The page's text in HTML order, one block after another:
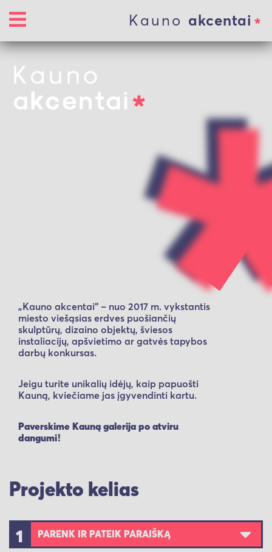
Kauno akcentai
„Kauno akcentai“ – nuo 2017 m. vykstantis
miesto viešąsias erdves puošiančių
skulptūrų, dizaino objektų, šviesos
instaliacijų, apšvietimo ar gatvės tapybos
darbų konkursas.
Jeigu turite unikalių idėjų, kaip papuošti
Kauną, kviečiame jas įgyvendinti kartu.
Paverskime Kauną galerija po atviru
dangumi!
Projekto kelias
1 PARENK IR PATEIK PARAIŠKĄ